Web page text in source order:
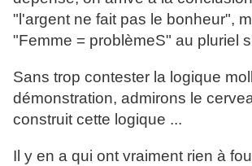
"l'argent ne fait pas le bonheur",
"Femme = problèmeS" au pluriel
Sans trop contester la logique
démonstration, admirons le
construit cette logique ...
Il y en a qui ont vraiment rien à